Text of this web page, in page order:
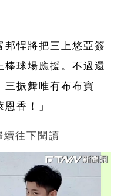
邦悍將把三上悠亞簽
球場應援。不過還
三振舞唯有布布寶
香！」
續往下閱讀